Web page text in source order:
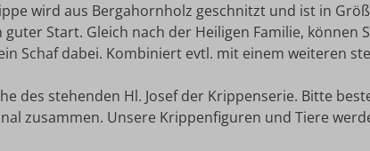
wird aus Bergahornholz geschnitzt und ist in
Start. Gleich nach der Heiligen Familie, können
Schaf dabei. Kombiniert evtl. mit einem weiteren
des stehenden Hl. Josef der Krippenserie. Bitte
zusammen. Unsere Krippenfiguren und Tiere